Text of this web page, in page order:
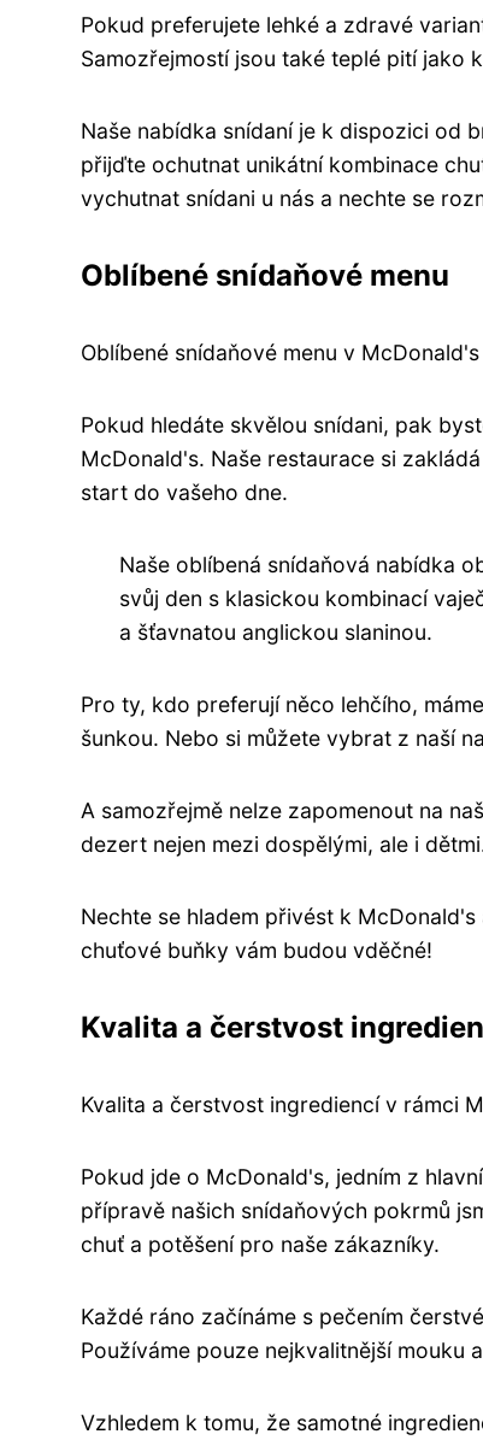
Pokud preferujete lehké a zdravé
Samozřejmostí jsou také teplé pití jako
Naše nabídka snídaní je k dispozici od
přijďte ochutnat unikátní kombinace
vychutnat snídani u nás a nechte se
Oblíbené snídaňové menu
Oblíbené snídaňové menu v McDonald's
Pokud hledáte skvělou snídani, pak
McDonald's. Naše restaurace si
start do vašeho dne.
Naše oblíbená snídaňová nabídka
svůj den s klasickou kombinací
a šťavnatou anglickou slaninou.
Pro ty, kdo preferují něco lehčího,
šunkou. Nebo si můžete vybrat z naší
A samozřejmě nelze zapomenout na
dezert nejen mezi dospělými, ale i
Nechte se hladem přivést k
chuťové buňky vám budou vděčné!
Kvalita a čerstvost
Kvalita a čerstvost ingrediencí v rámci
Pokud jde o McDonald's, jedním z
přípravě našich snídaňových pokrmů
chuť a potěšení pro naše zákazníky.
Každé ráno začínáme s pečením
Používáme pouze nejkvalitnější mouku
Vzhledem k tomu, že samotné